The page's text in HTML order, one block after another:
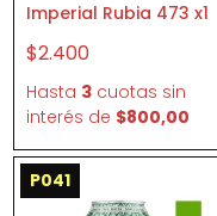
Imperial Rubia 473 x1
$2.400
Hasta 3 cuotas sin
interés de $800,00
P041